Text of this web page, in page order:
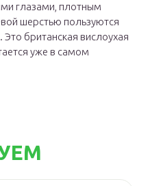
глазами, плотным
шерстью пользуются
британская вислоухая
уже в самом